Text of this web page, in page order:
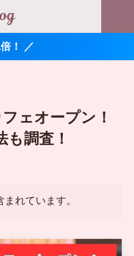
ェオープン！
調査！
れています。